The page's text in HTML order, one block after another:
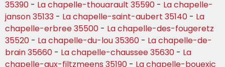
35390 - La chapelle-thouarault 35590 - La chapelle-
janson 35133 - La chapelle-saint-aubert 35140 - La
chapelle-erbree 35500 - La chapelle-des-fougeretz
35520 - La chapelle-du-lou 35360 - La chapelle-de-
brain 35660 - La chapelle-chaussee 35630 - La
chapelle-aux-filtzmeens 35190 - La chapelle-bouexic